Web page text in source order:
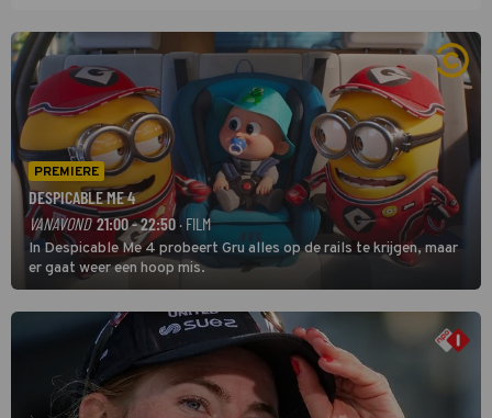
PREMIERE
DESPICABLE ME 4
VANAVOND 21:00 - 22:50 · FILM
In Despicable Me 4 probeert Gru alles op de rails te krijgen, maar
er gaat weer een hoop mis.